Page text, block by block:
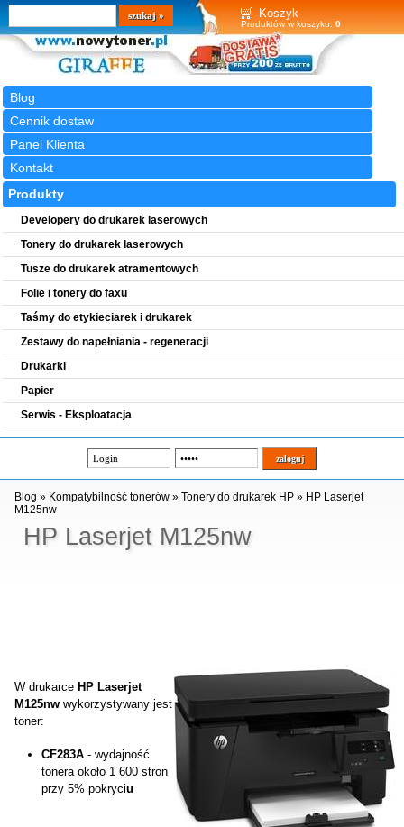
Koszyk
Produktów w koszyku: 0
Blog
Cennik dostaw
Panel Klienta
Kontakt
Wyszukiwarka
szukaj
Produkty
Developery do drukarek laserowych
Tonery do drukarek laserowych
Tusze do drukarek atramentowych
Folie i tonery do faxu
Taśmy do etykieciarek i drukarek
Zestawy do napełniania - regeneracji
Drukarki
Papier
Serwis - Eksploatacja
HP Laserjet M125nw
Blog » Kompatybilność tonerów »Tonery do drukarek HP » HP Laserjet
M125nw
W drukarce HP Laserjet
M125nw wykorzystywany jest
toner:
CF283A - wydajność
tonera około 1 600 stron
przy 5% pokryciu